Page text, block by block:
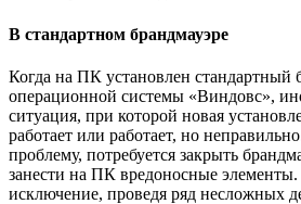
В стандартном брандмауэре
Когда на ПК установлен стандартный
операционной системы «Виндовс»,
ситуация, при которой новая
работает или работает, но
проблему, потребуется закрыть
занести на ПК вредоносные
исключение, проведя ряд несложных